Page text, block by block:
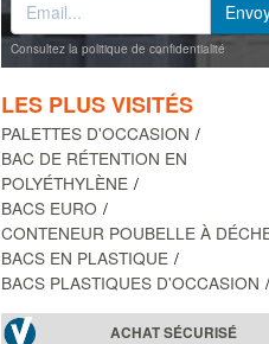
Consultez la politique de confidentialité
LES PLUS VISITÉS
PALETTES D'OCCASION
BAC DE RÉTENTION EN
POLYÉTHYLÈNE
BACS EURO
CONTENEUR POUBELLE À
BACS EN PLASTIQUE
BACS PLASTIQUES D'OCCASION
ACHAT SÉCURISÉ